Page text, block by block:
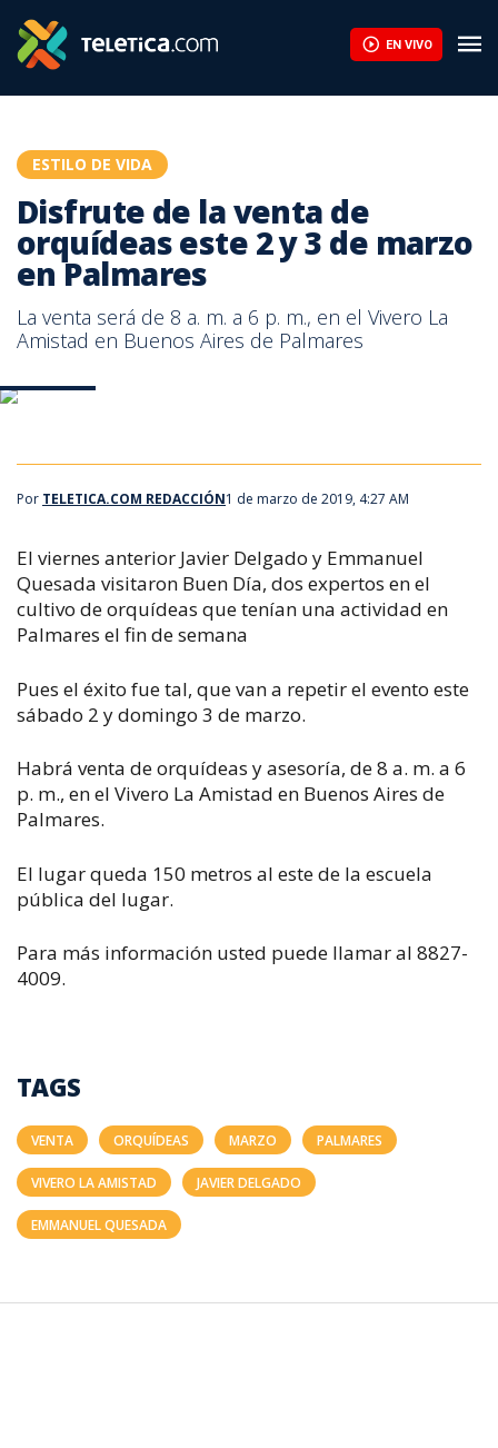
EN VIVO
ESTILO DE VIDA
Disfrute de la venta de
orquídeas este 2 y 3 de marzo
en Palmares
La venta será de 8 a. m. a 6 p. m., en el Vivero La
Amistad en Buenos Aires de Palmares
Por TELETICA.COM REDACCIÓN1 de marzo de 2019, 4:27 AM
El viernes anterior Javier Delgado y Emmanuel
Quesada visitaron Buen Día, dos expertos en el
cultivo de orquídeas que tenían una actividad en
Palmares el fin de semana
Pues el éxito fue tal, que van a repetir el evento este
sábado 2 y domingo 3 de marzo.
Habrá venta de orquídeas y asesoría, de 8 a. m. a 6
p. m., en el Vivero La Amistad en Buenos Aires de
Palmares.
El lugar queda 150 metros al este de la escuela
pública del lugar.
Para más información usted puede llamar al 8827-
4009.
TAGS
VENTA ORQUÍDEAS MARZO PALMARES
VIVERO LA AMISTAD JAVIER DELGADO
EMMANUEL QUESADA